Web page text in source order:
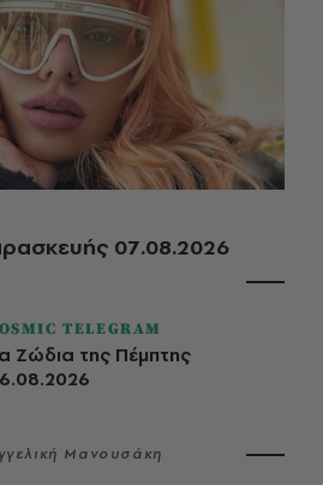
07.08.2026
TELEGRAM
Ζώδια της Πέμπτης
Μανουσάκη